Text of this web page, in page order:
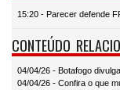
15:20 - Parecer defende
CONTEÚDO
04/04/26 - Botafogo
04/04/26 - Confira o que